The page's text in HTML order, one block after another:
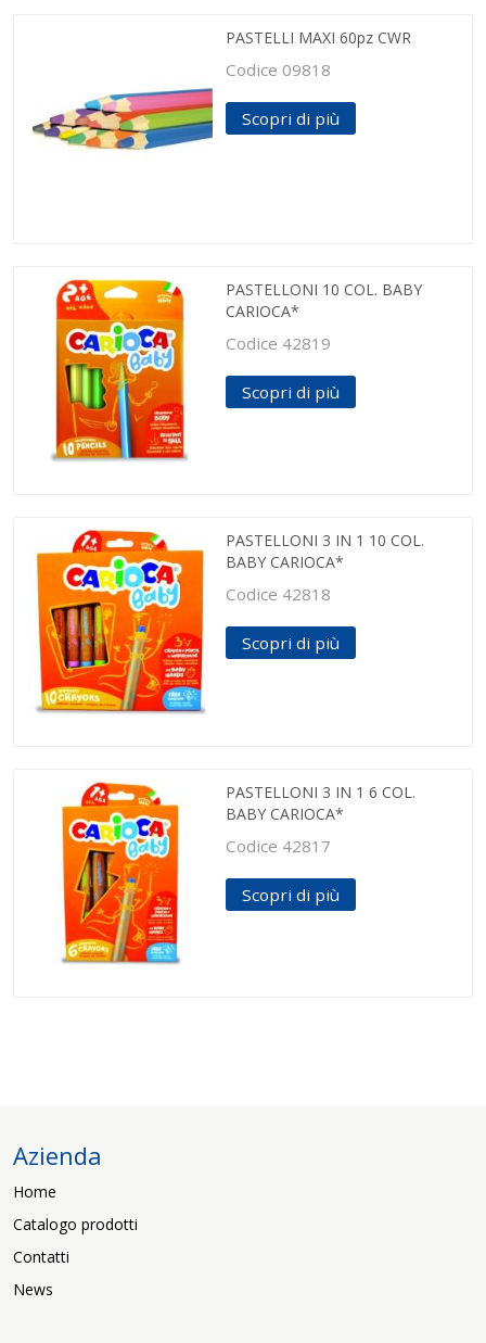
PASTELLI MAXI 60pz CWR
Codice 09818
Scopri di più
PASTELLONI 10 COL. BABY
CARIOCA*
Codice 42819
Scopri di più
PASTELLONI 3 IN 1 10 COL.
BABY CARIOCA*
Codice 42818
Scopri di più
PASTELLONI 3 IN 1 6 COL.
BABY CARIOCA*
Codice 42817
Scopri di più
Azienda
Home
Catalogo prodotti
Contatti
News